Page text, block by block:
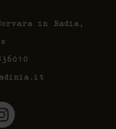
in Badia,